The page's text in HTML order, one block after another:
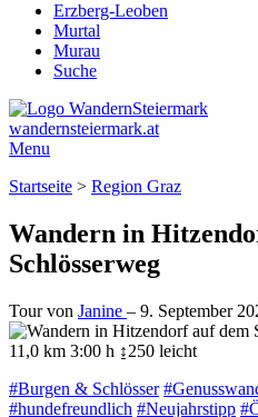
Erzberg-Leoben
Murtal
Murau
Suche
wandernsteiermark.at
Menu
Startseite > Region Graz
Wandern in
Schlösserweg
Tour von Janine – 9. September
11,0 km 3:00 h ↨250 leicht
#Burgen & Schlösser
#hundefreundlich #Neujahrstipp